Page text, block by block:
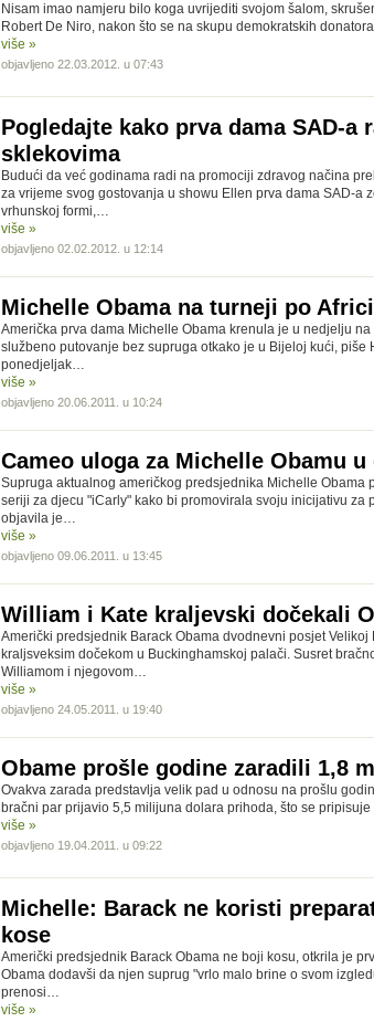
Nisam imao namjeru bilo koga uvrijediti svojom šalom,
Robert De Niro, nakon što se na skupu demokratskih
više »
objavljeno 22.03.2012. u 07:43
Pogledajte kako prva dama SAD-a
sklekovima
Budući da već godinama radi na promociji zdravog načina
za vrijeme svog gostovanja u showu Ellen prva dama SAD-a
vrhunskoj formi,…
više »
objavljeno 02.02.2012. u 12:14
Michelle Obama na turneji po Africi
Američka prva dama Michelle Obama krenula je u nedjelju
službeno putovanje bez supruga otkako je u Bijeloj kući, piše
ponedjeljak…
više »
objavljeno 20.06.2011. u 10:24
Cameo uloga za Michelle Obamu
Supruga aktualnog američkog predsjednika Michelle Obama
seriji za djecu "iCarly" kako bi promovirala svoju inicijativu za
objavila je…
više »
objavljeno 09.06.2011. u 13:45
William i Kate kraljevski dočekali
Američki predsjednik Barack Obama dvodnevni posjet Velikoj
kraljsveksim dočekom u Buckinghamskoj palači. Susret
Williamom i njegovom…
više »
objavljeno 24.05.2011. u 19:40
Obame prošle godine zaradili 1,8
Ovakva zarada predstavlja velik pad u odnosu na prošlu
bračni par prijavio 5,5 milijuna dolara prihoda, što se
više »
objavljeno 19.04.2011. u 09:22
Michelle: Barack ne koristi
kose
Američki predsjednik Barack Obama ne boji kosu, otkrila je
Obama dodavši da njen suprug "vrlo malo brine o svom
prenosi…
više »